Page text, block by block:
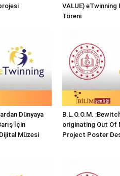
VALUE)
Töreni
Dünyaya
İçin
Müzesi
B.L.O.O.M.
originating Out Of
Project Poster